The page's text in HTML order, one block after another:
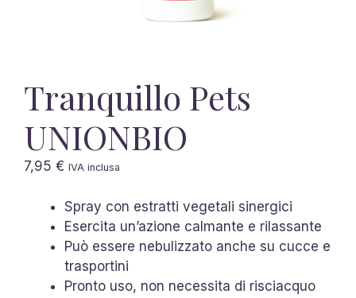
Tranquillo Pets
UNIONBIO
7,95 € IVA inclusa
Spray con estratti vegetali sinergici
Esercita un’azione calmante e rilassante
Può essere nebulizzato anche su cucce e
trasportini
Pronto uso, non necessita di risciacquo